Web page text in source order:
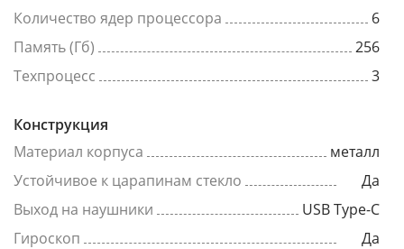
Количество ядер процессора
6
Память (Гб)
256
Техпроцесс
3
Конструкция
Материал корпуса
металл
Устойчивое к царапинам стекло
Да
Выход на наушники
USB Type-C
Гироскоп
Да